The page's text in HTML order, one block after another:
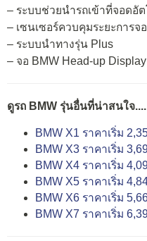
– ระบบช่วยนำรถเข้าที่จอดอั
– เซนเซอร์ควบคุมระยะการ
– ระบบนำทางรุ่น Plus
– จอ BMW Head-up
ดูรถ BMW รุ่นอื่นที่น่าสนใจ....
BMW X1 ราคาเริ่ม
BMW X3 ราคาเริ่ม
BMW X4 ราคาเริ่ม
BMW X5 ราคาเริ่ม
BMW X6 ราคาเริ่ม
BMW X7 ราคาเริ่ม